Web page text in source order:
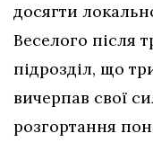
досягти
Веселого після
підрозділ, що
вичерпав свої
розгортання